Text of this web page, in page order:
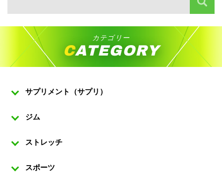
カテゴリー
CATEGORY
サプリメント（サプリ）
ジム
ストレッチ
スポーツ